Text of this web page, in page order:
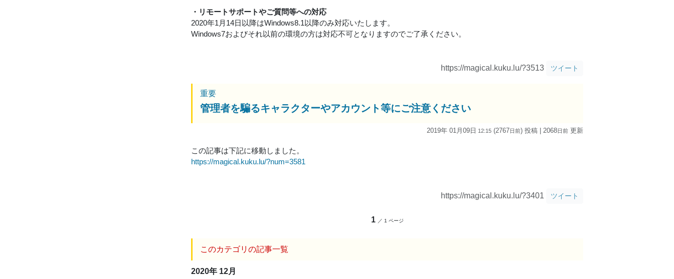
・リモートサポートやご質問等への対応
2020年1月14日以降はWindows8.1以降のみ対応いたします。
Windows7およびそれ以前の環境の方は対応不可となりますのでご了承ください。
https://magical.kuku.lu/?3513 ツイート
重要
管理者を騙るキャラクターやアカウント等にご注意ください
2019年 01月09日 12:15 (2767日前) 投稿 | 2068日前 更新
この記事は下記に移動しました。
https://magical.kuku.lu/?num=3581
https://magical.kuku.lu/?3401 ツイート
1 ／ 1 ページ
このカテゴリの記事一覧
2020年 12月